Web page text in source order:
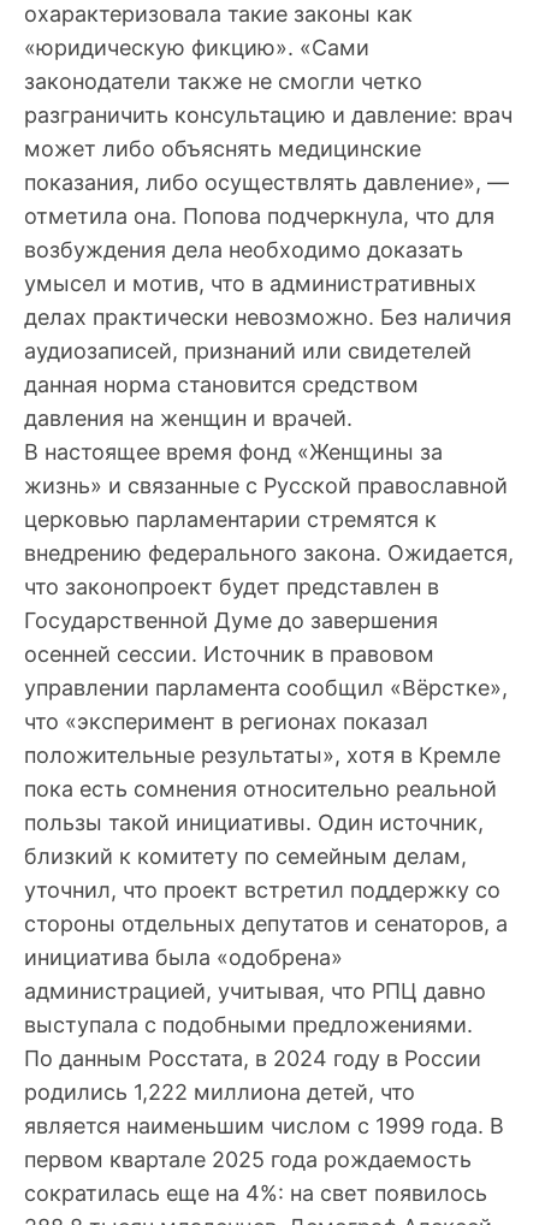
охарактеризовала такие законы как
«юридическую фикцию». «Сами
законодатели также не смогли четко
разграничить консультацию и давление: врач
может либо объяснять медицинские
показания, либо осуществлять давление», —
отметила она. Попова подчеркнула, что для
возбуждения дела необходимо доказать
умысел и мотив, что в административных
делах практически невозможно. Без наличия
аудиозаписей, признаний или свидетелей
данная норма становится средством
давления на женщин и врачей.
В настоящее время фонд «Женщины за
жизнь» и связанные с Русской православной
церковью парламентарии стремятся к
внедрению федерального закона. Ожидается,
что законопроект будет представлен в
Государственной Думе до завершения
осенней сессии. Источник в правовом
управлении парламента сообщил «Вёрстке»,
что «эксперимент в регионах показал
положительные результаты», хотя в Кремле
пока есть сомнения относительно реальной
пользы такой инициативы. Один источник,
близкий к комитету по семейным делам,
уточнил, что проект встретил поддержку со
стороны отдельных депутатов и сенаторов, а
инициатива была «одобрена»
администрацией, учитывая, что РПЦ давно
выступала с подобными предложениями.
По данным Росстата, в 2024 году в России
родились 1,222 миллиона детей, что
является наименьшим числом с 1999 года. В
первом квартале 2025 года рождаемость
сократилась еще на 4%: на свет появилось